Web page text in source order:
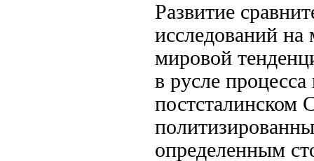
Развитие
исследований
мировой
в русле
постсталинском
определенным